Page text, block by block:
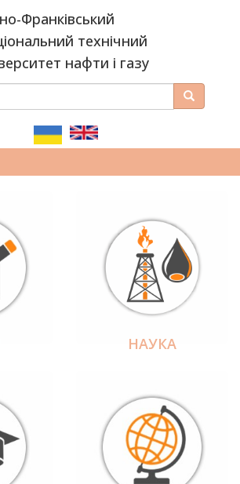
Франківський
технічний
нафти і газу
Пошук
НАУКА